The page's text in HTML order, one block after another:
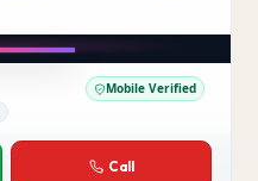
Mobile Verified
Call